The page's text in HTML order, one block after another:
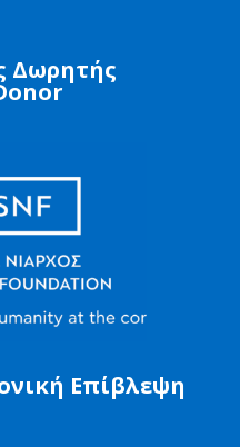
Δωρητής
Επίβλεψη